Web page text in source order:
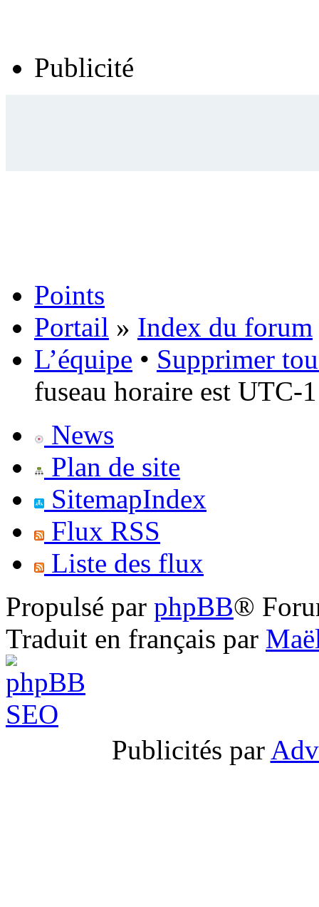
Publicité
Points
Portail » Index du forum
L’équipe • Supprimer
fuseau horaire est UTC-
News
Plan de site
SitemapIndex
Flux RSS
Liste des flux
Propulsé par phpBB®
Traduit en français par
Publicités par